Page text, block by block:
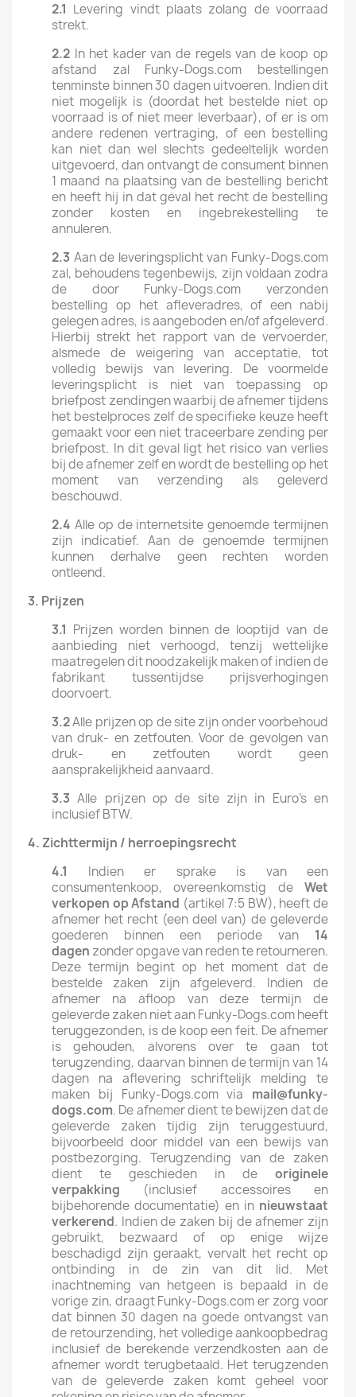
2.1 Levering vindt plaats zolang de voorraad
strekt.
2.2 In het kader van de regels van de koop op
afstand zal Funky-Dogs.com bestellingen
tenminste binnen 30 dagen uitvoeren. Indien dit
niet mogelijk is (doordat het bestelde niet op
voorraad is of niet meer leverbaar), of er is om
andere redenen vertraging, of een bestelling
kan niet dan wel slechts gedeeltelijk worden
uitgevoerd, dan ontvangt de consument binnen
1 maand na plaatsing van de bestelling bericht
en heeft hij in dat geval het recht de bestelling
zonder kosten en ingebrekestelling te
annuleren.
2.3 Aan de leveringsplicht van Funky-Dogs.com
zal, behoudens tegenbewijs, zijn voldaan zodra
de door Funky-Dogs.com verzonden
bestelling op het afleveradres, of een nabij
gelegen adres, is aangeboden en/of afgeleverd.
Hierbij strekt het rapport van de vervoerder,
alsmede de weigering van acceptatie, tot
volledig bewijs van levering. De voormelde
leveringsplicht is niet van toepassing op
briefpost zendingen waarbij de afnemer tijdens
het bestelproces zelf de specifieke keuze heeft
gemaakt voor een niet traceerbare zending per
briefpost. In dit geval ligt het risico van verlies
bij de afnemer zelf en wordt de bestelling op het
moment van verzending als geleverd
beschouwd.
2.4 Alle op de internetsite genoemde termijnen
zijn indicatief. Aan de genoemde termijnen
kunnen derhalve geen rechten worden
ontleend.
3. Prijzen
3.1 Prijzen worden binnen de looptijd van de
aanbieding niet verhoogd, tenzij wettelijke
maatregelen dit noodzakelijk maken of indien de
fabrikant tussentijdse prijsverhogingen
doorvoert.
3.2Alle prijzen op de site zijn onder voorbehoud
van druk- en zetfouten. Voor de gevolgen van
druk- en zetfouten wordt geen
aansprakelijkheid aanvaard.
3.3 Alle prijzen op de site zijn in Euro's en
inclusief BTW.
4. Zichttermijn / herroepingsrecht
4.1 Indien er sprake is van een
consumentenkoop, overeenkomstig de Wet
verkopen op Afstand (artikel 7:5 BW), heeft de
afnemer het recht (een deel van) de geleverde
goederen binnen een periode van 14
dagen zonder opgave van reden te retourneren.
Deze termijn begint op het moment dat de
bestelde zaken zijn afgeleverd. Indien de
afnemer na afloop van deze termijn de
geleverde zaken niet aan Funky-Dogs.com heeft
teruggezonden, is de koop een feit. De afnemer
is gehouden, alvorens over te gaan tot
terugzending, daarvan binnen de termijn van 14
dagen na aflevering schriftelijk melding te
maken bij Funky-Dogs.com via mail@funky-
dogs.com. De afnemer dient te bewijzen dat de
geleverde zaken tijdig zijn teruggestuurd,
bijvoorbeeld door middel van een bewijs van
postbezorging. Terugzending van de zaken
dient te geschieden in de originele
verpakking (inclusief accessoires en
bijbehorende documentatie) en in nieuwstaat
verkerend. Indien de zaken bij de afnemer zijn
gebruikt, bezwaard of op enige wijze
beschadigd zijn geraakt, vervalt het recht op
ontbinding in de zin van dit lid. Met
inachtneming van hetgeen is bepaald in de
vorige zin, draagt Funky-Dogs.com er zorg voor
dat binnen 30 dagen na goede ontvangst van
de retourzending, het volledige aankoopbedrag
inclusief de berekende verzendkosten aan de
afnemer wordt terugbetaald. Het terugzenden
van de geleverde zaken komt geheel voor